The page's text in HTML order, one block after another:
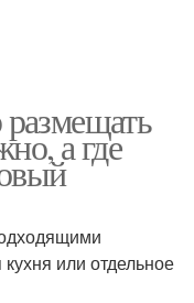
а где
или отдельное